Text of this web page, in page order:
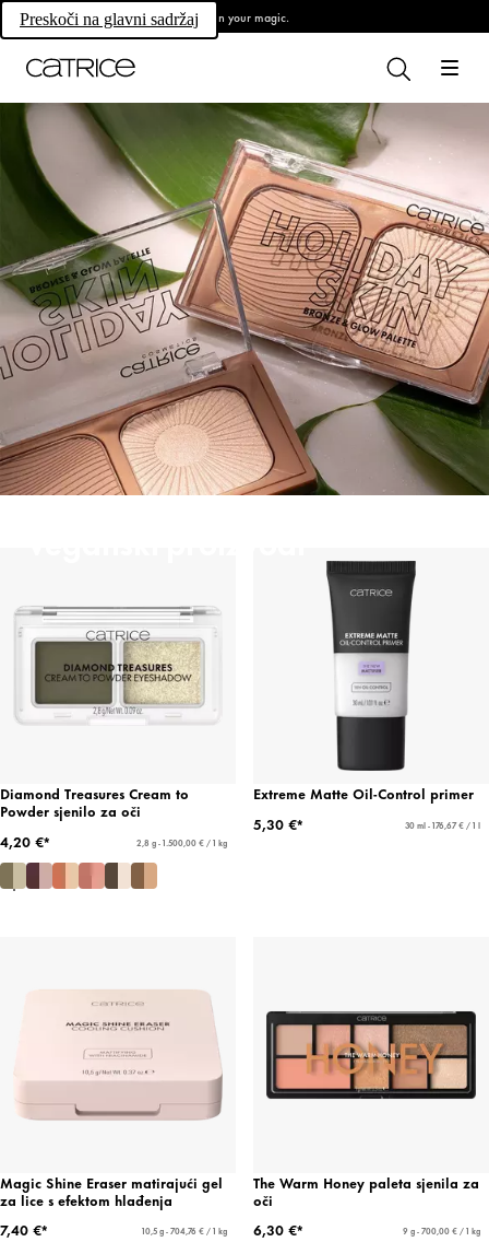
Preskoči na glavni sadržaj Own your magic.
Diamond Treasures Cream to
Powder sjenilo za oči
4,20 €*
2,8 g - 1.500,00 € / 1 kg
Extreme Matte Oil-Control primer
5,30 €*
30 ml - 176,67 € / 1 l
Magic Shine Eraser matirajući gel
za lice s efektom hlađenja
7,40 €*
10,5 g - 704,76 € / 1 kg
The Warm Honey paleta sjenila za
oči
6,30 €*
9 g - 700,00 € / 1 kg